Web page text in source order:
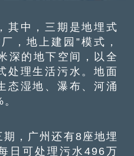
中，三期是地埋式
，地上建园”模式，
深的地下空间，以全
处理生活污水。地面
态湿地、瀑布、河涌
，广州还有8座地埋
日可处理污水496万